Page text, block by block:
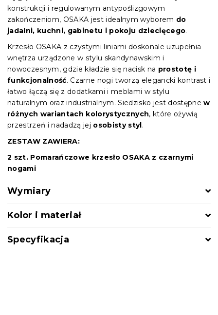
konstrukcji i regulowanym antypoślizgowym
zakończeniom, OSAKA jest idealnym wyborem do
jadalni, kuchni, gabinetu i pokoju dziecięcego.
Krzesło OSAKA z czystymi liniami doskonale uzupełnia
wnętrza urządzone w stylu skandynawskim i
nowoczesnym, gdzie kładzie się nacisk na prostotę i
funkcjonalność. Czarne nogi tworzą elegancki kontrast i
łatwo łączą się z dodatkami i meblami w stylu
naturalnym oraz industrialnym. Siedzisko jest dostępnew
różnych wariantach kolorystycznych, które ożywią
przestrzeń i nadadzą jej osobisty styl.
ZESTAW ZAWIERA:
2 szt. Pomarańczowe krzesło OSAKA z czarnymi
nogami
Wymiary
Kolor i materiał
Specyfikacja